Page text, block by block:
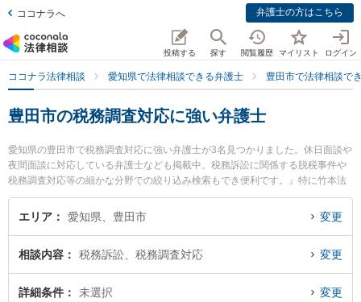
ココナラへ 弁護士の方はこちら
投稿する 探す 閲覧履歴 マイリスト ログイン
ココナラ法律相談 愛知県で法律相談できる弁護士 豊田市で法律相談で
豊田市の税務調査対応に強い弁護士
愛知県の豊田市で税務調査対応に強い弁護士が3名見つかりました。休日面談や
夜間面談に対応している弁護士なども掲載中。税務訴訟に関係する脱税事件や
税務調査対応等の細かな分野での絞り込み検索もでき便利です。』特に竹本法
律事務所の竹本 真紀弁護士や近田法律事務所の近田 正晴弁護士、豊田シティ法
律事務所の髙橋 翔弁護士のプロフィール情報や弁護士費用、強みなどが注目さ
弁護士を検索したい』『初回相談無料で税務調査対応を法律相談できる豊田市
内の弁護士に相談予約したい』などでお困りの相談者さんにおすすめです。
エリア 愛知県、豊田市 変更
相談内容 税務訴訟、税務調査対応 変更
詳細条件 未選択 変更